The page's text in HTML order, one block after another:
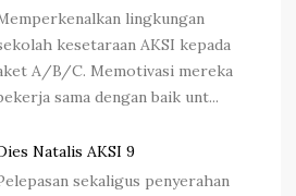
lingkungan
kesetaraan AKSI kepada
A/B/C. Memotivasi mereka
sama dengan baik unt...
Natalis AKSI 9
sekaligus penyerahan